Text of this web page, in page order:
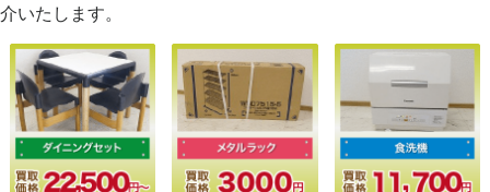
介いたします。